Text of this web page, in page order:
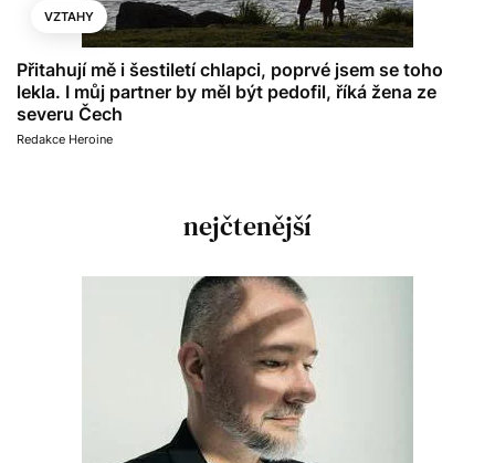
VZTAHY
Přitahují mě i šestiletí chlapci, poprvé jsem se toho
lekla. I můj partner by měl být pedofil, říká žena ze
severu Čech
Redakce Heroine
nejčtenější